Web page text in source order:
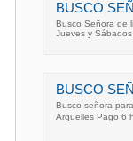
BUSCO
Busco Señora de
Jueves y
BUSCO
Busco señora
Arguelles Pago 6